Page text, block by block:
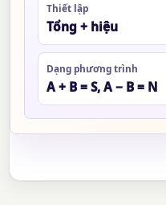
Thiết lập
Tổng + hiệu
Dạng phương trình
A + B = S, A − B = N